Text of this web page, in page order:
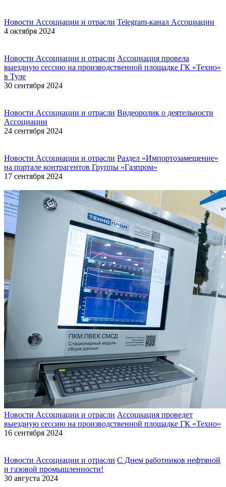
Новости Ассоциации и отрасли Telegram-канал Ассоциации
4 октября 2024
Новости Ассоциации и отрасли Ассоциация провела
выездную сессию на производственной площадке ГК «Техно»
в Туле
30 сентября 2024
Новости Ассоциации и отрасли Видеоролик о деятельности
Ассоциации
24 сентября 2024
Новости Ассоциации и отрасли Раздел «Импортозамещение»
на портале контрагентов Группы «Газпром»
17 сентября 2024
Новости Ассоциации и отрасли Ассоциация проведет
выездную сессию на производственной площадке ГК «Техно»
16 сентября 2024
Новости Ассоциации и отрасли С Днем работников нефтяной
и газовой промышленности!
30 августа 2024